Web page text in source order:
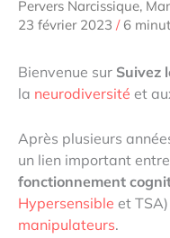
Pervers Narcissique,
23 février 2023 / 6
Bienvenue sur Suivez
la neurodiversité et
Après plusieurs
un lien important
fonctionnement
Hypersensible et
manipulateurs.